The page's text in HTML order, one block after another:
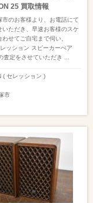
25 買取情報
市のお客様より、お電話にて
いただき、早速お客様のスケ
わせてご自宅まで伺い、
ッション スピーカーぺア
査定をさせていただき ...
( セレッション )
市